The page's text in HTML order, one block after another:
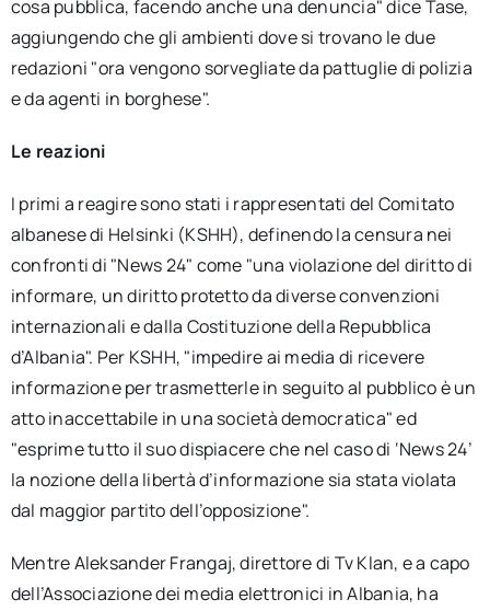
cosa pubblica, facendo anche una denuncia" dice Tase,
aggiungendo che gli ambienti dove si trovano le due
redazioni "ora vengono sorvegliate da pattuglie di polizia
e da agenti in borghese".
Le reazioni
I primi a reagire sono stati i rappresentati del Comitato
albanese di Helsinki (KSHH), definendo la censura nei
confronti di "News 24" come "una violazione del diritto di
informare, un diritto protetto da diverse convenzioni
internazionali e dalla Costituzione della Repubblica
d’Albania". Per KSHH, "impedire ai media di ricevere
informazione per trasmetterle in seguito al pubblico è un
atto inaccettabile in una società democratica" ed
"esprime tutto il suo dispiacere che nel caso di ‘News 24’
la nozione della libertà d’informazione sia stata violata
dal maggior partito dell’opposizione".
Mentre Aleksander Frangaj, direttore di Tv Klan, e a capo
dell’Associazione dei media elettronici in Albania, ha